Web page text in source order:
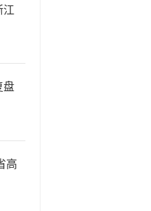
江
盘
高